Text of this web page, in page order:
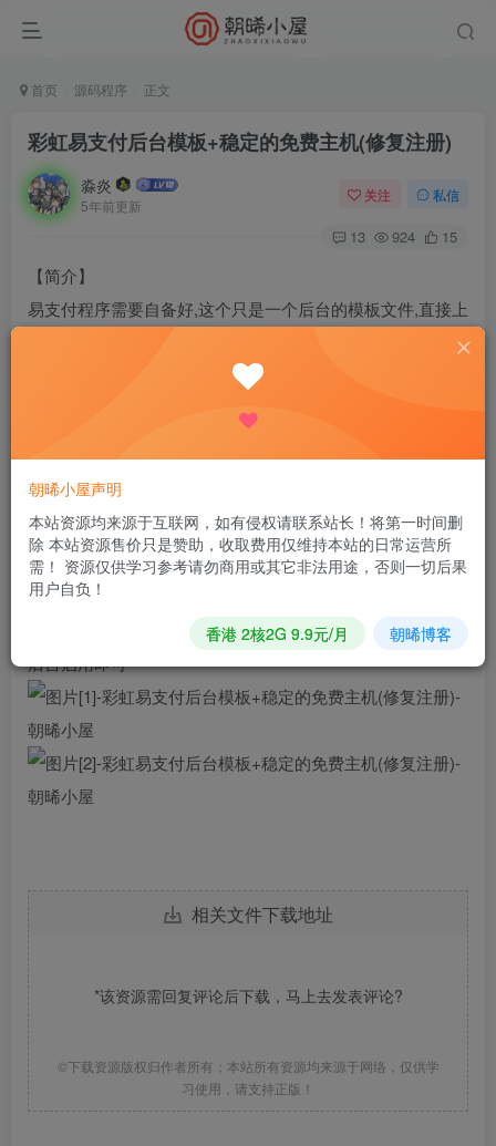
首页 源码程序 正文
彩虹易支付后台模板+稳定的免费主机(修复注册)
淼炎
5年前更新
关注 私信
13 924 15
【简介】
易支付程序需要自备好,这个只是一个后台的模板文件,直接上
传在网站目录解压替换掉即可,然后打开你的支付后台刷新即
————————————————
【稳定主机】http://xue.zxiyun.com
————————————————
【食用方法】
后台启用即可
相关文件下载地址
*该资源需回复评论后下载，马上去发表评论?
©下载资源版权归作者所有；本站所有资源均来源于网络，仅供学
习使用，请支持正版！
朝晞小屋声明
本站资源均来源于互联网，如有侵权请联系站长！将第一时间删
除 本站资源售价只是赞助，收取费用仅维持本站的日常运营所
需！ 资源仅供学习参考请勿商用或其它非法用途，否则一切后果
用户自负！
香港 2核2G 9.9元/月 朝晞博客